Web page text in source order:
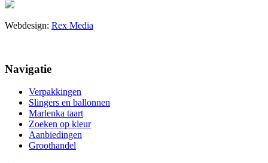
Webdesign: Rex Media
Navigatie
Verpakkingen
Slingers en ballonnen
Marlenka taart
Zoeken op kleur
Aanbiedingen
Groothandel